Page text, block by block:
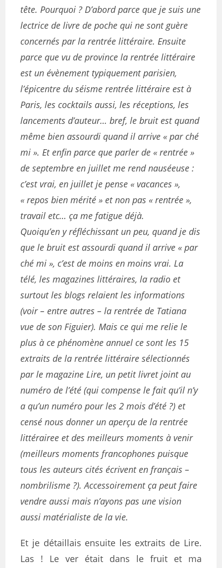
tête. Pourquoi ? D’abord parce que je suis une
lectrice de livre de poche qui ne sont guère
concernés par la rentrée littéraire. Ensuite
parce que vu de province la rentrée littéraire
est un évènement typiquement parisien,
l’épicentre du séisme rentrée littéraire est à
Paris, les cocktails aussi, les réceptions, les
lancements d’auteur… bref, le bruit est quand
même bien assourdi quand il arrive « par ché
mi ». Et enfin parce que parler de « rentrée »
de septembre en juillet me rend nauséeuse :
c’est vrai, en juillet je pense « vacances »,
« repos bien mérité » et non pas « rentrée »,
travail etc… ça me fatigue déjà.
Quoiqu’en y réfléchissant un peu, quand je dis
que le bruit est assourdi quand il arrive « par
ché mi », c’est de moins en moins vrai. La
télé, les magazines littéraires, la radio et
surtout les blogs relaient les informations
(voir – entre autres – la rentrée de Tatiana
vue de son Figuier). Mais ce qui me relie le
plus à ce phénomène annuel ce sont les 15
extraits de la rentrée littéraire sélectionnés
par le magazine Lire, un petit livret joint au
numéro de l’été (qui compense le fait qu’il n’y
a qu’un numéro pour les 2 mois d’été ?) et
censé nous donner un aperçu de la rentrée
littérairee et des meilleurs moments à venir
(meilleurs moments francophones puisque
tous les auteurs cités écrivent en français –
nombrilisme ?). Accessoirement ça peut faire
vendre aussi mais n’ayons pas une vision
aussi matérialiste de la vie.
Et je détaillais ensuite les extraits de Lire.
Las ! Le ver était dans le fruit et ma